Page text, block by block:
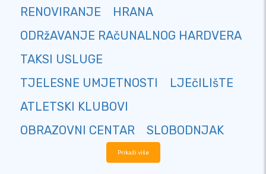
RENOVIRANJE
HRANA
ODRžAVANJE RAčUNALNOG HARDVERA
TAKSI USLUGE
TJELESNE UMJETNOSTI
LJEčILIšTE
ATLETSKI KLUBOVI
OBRAZOVNI CENTAR
SLOBODNJAK
Prikaži više